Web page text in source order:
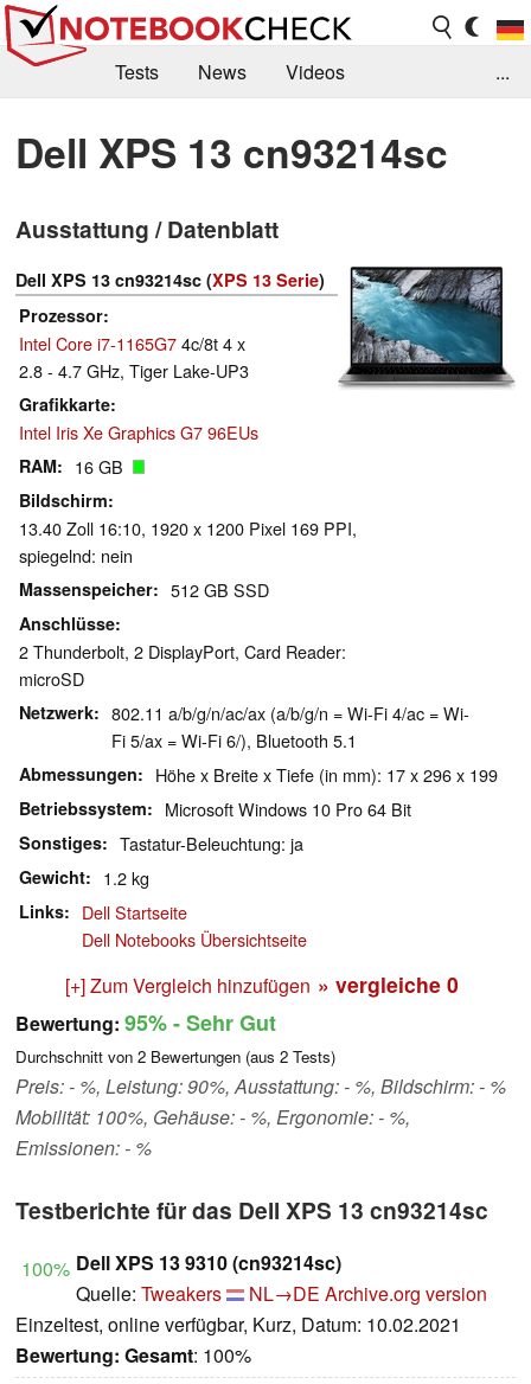
Tests News
Videos
Kaufberatung
Deals Suche
Jobs
Forum
...
Dell XPS 13 cn93214sc
Ausstattung / Datenblatt
Dell XPS 13 cn93214sc (XPS 13 Serie)
Prozessor
Intel Core i7-1165G74c/8t 4 x
2.8 - 4.7 GHz, Tiger Lake-UP3
Grafikkarte
Intel Iris Xe Graphics G7 96EUs
RAM 16 GB
Bildschirm
13.40 Zoll 16:10, 1920 x 1200 Pixel 169 PPI,
spiegelnd: nein
Massenspeicher 512 GB SSD
Anschlüsse
2 Thunderbolt, 2 DisplayPort, Card Reader:
microSD
Netzwerk
802.11 a/b/g/n/ac/ax (a/b/g/n = Wi-Fi 4/ac = Wi-
Fi 5/ax = Wi-Fi 6/), Bluetooth 5.1
Abmessungen Höhe x Breite x Tiefe (in mm): 17 x 296 x 199
Betriebssystem Microsoft Windows 10 Pro 64 Bit
Sonstiges Tastatur-Beleuchtung: ja
Gewicht 1.2 kg
Links
Dell Startseite
Dell Notebooks Übersichtseite
[+] Zum Vergleich hinzufügen » vergleiche 0
Bewertung: 95%- Sehr Gut
Durchschnitt von 2 Bewertungen (aus 2 Tests)
Preis: - %, Leistung: 90%, Ausstattung: - %, Bildschirm: - %
Mobilität: 100%, Gehäuse: - %, Ergonomie: - %,
Emissionen: - %
Testberichte für das Dell XPS 13 cn93214sc
100% Dell XPS 13 9310 (cn93214sc)
Quelle: Tweakers NL→DE Archive.org version
Einzeltest, online verfügbar, Kurz, Datum: 10.02.2021
Bewertung: Gesamt: 100%